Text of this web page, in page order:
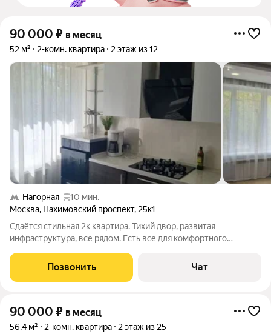
90 000 ₽ в месяц
52 м² 2-комн. квартира 2 этаж из 12
Нагорная
10 мин.
Москва, Нахимовский проспект, 25к1
Сдаётся стильная 2к квартира. Тихий двор, развитая
инфраструктура, все рядом. Есть все для комфортного
ортопедический матрас. Рядом живописный парк. Только не
курящие!
Позвонить Чат
90 000 ₽ в месяц
56,4 м² 2-комн. квартира 2 этаж из 25